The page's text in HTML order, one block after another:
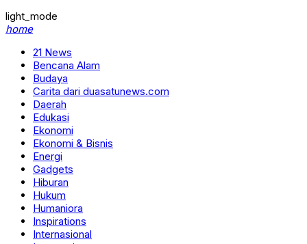
light_mode
home
21 News
Bencana Alam
Budaya
Carita dari duasatunews.com
Daerah
Edukasi
Ekonomi
Ekonomi & Bisnis
Energi
Gadgets
Hiburan
Hukum
Humaniora
Inspirations
Internasional